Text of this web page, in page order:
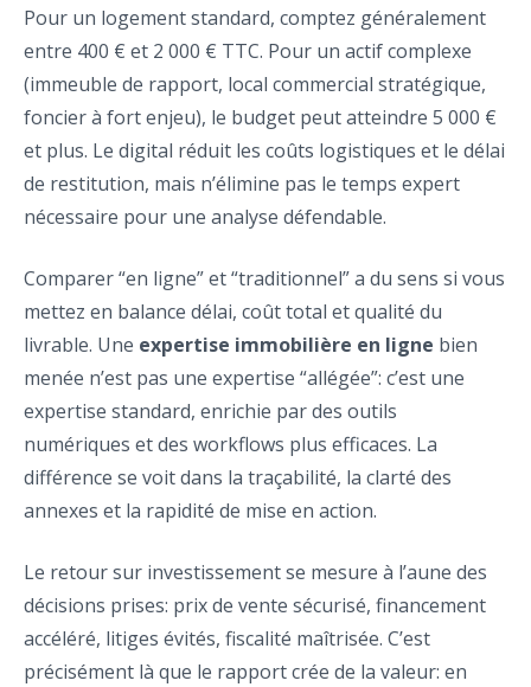
Pour un logement standard, comptez généralement
entre 400 € et 2 000 € TTC. Pour un actif complexe
(immeuble de rapport, local commercial stratégique,
foncier à fort enjeu), le budget peut atteindre 5 000 €
et plus. Le digital réduit les coûts logistiques et le délai
de restitution, mais n’élimine pas le temps expert
nécessaire pour une analyse défendable.
Comparer “en ligne” et “traditionnel” a du sens si vous
mettez en balance délai, coût total et qualité du
livrable. Une expertise immobilière en ligne bien
menée n’est pas une expertise “allégée”: c’est une
expertise standard, enrichie par des outils
numériques et des workflows plus efficaces. La
différence se voit dans la traçabilité, la clarté des
annexes et la rapidité de mise en action.
Le retour sur investissement se mesure à l’aune des
décisions prises: prix de vente sécurisé, financement
accéléré, litiges évités, fiscalité maîtrisée. C’est
précisément là que le rapport crée de la valeur: en